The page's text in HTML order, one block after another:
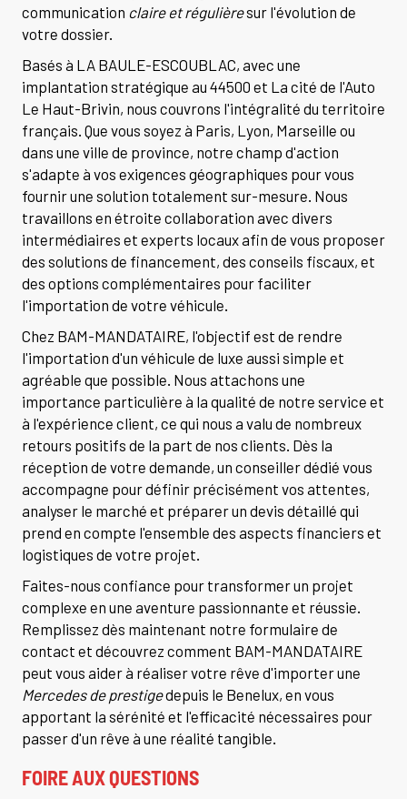
communication claire et régulièresur l'évolution de
votre dossier.
Basés à LA BAULE-ESCOUBLAC, avec une
implantation stratégique au 44500 et La cité de l'Auto
Le Haut-Brivin, nous couvrons l'intégralité du territoire
français. Que vous soyez à Paris, Lyon, Marseille ou
dans une ville de province, notre champ d'action
s'adapte à vos exigences géographiques pour vous
fournir une solution totalement sur-mesure. Nous
travaillons en étroite collaboration avec divers
intermédiaires et experts locaux afin de vous proposer
des solutions de financement, des conseils fiscaux, et
des options complémentaires pour faciliter
l'importation de votre véhicule.
Chez BAM-MANDATAIRE, l'objectif est de rendre
l'importation d'un véhicule de luxe aussi simple et
agréable que possible. Nous attachons une
importance particulière à la qualité de notre service et
à l'expérience client, ce qui nous a valu de nombreux
retours positifs de la part de nos clients. Dès la
réception de votre demande, un conseiller dédié vous
accompagne pour définir précisément vos attentes,
analyser le marché et préparer un devis détaillé qui
prend en compte l'ensemble des aspects financiers et
logistiques de votre projet.
Faites-nous confiance pour transformer un projet
complexe en une aventure passionnante et réussie.
Remplissez dès maintenant notre formulaire de
contact et découvrez comment BAM-MANDATAIRE
peut vous aider à réaliser votre rêve d'importer une
Mercedes de prestigedepuis le Benelux, en vous
apportant la sérénité et l'efficacité nécessaires pour
passer d'un rêve à une réalité tangible.
FOIRE AUX QUESTIONS